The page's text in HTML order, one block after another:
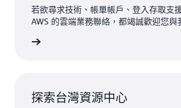
若欲尋求技術、帳單帳戶、登入存取支
AWS 的雲端業務聯絡，都竭誠歡迎您與
探索台灣資源中心